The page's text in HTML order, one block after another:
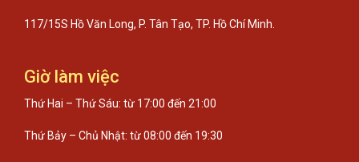
117/15S Hồ Văn Long, P. Tân Tạo, TP. Hồ Chí Minh.
Giờ làm việc
Thứ Hai – Thứ Sáu: từ 17:00 đến 21:00
Thứ Bảy – Chủ Nhật: từ 08:00 đến 19:30